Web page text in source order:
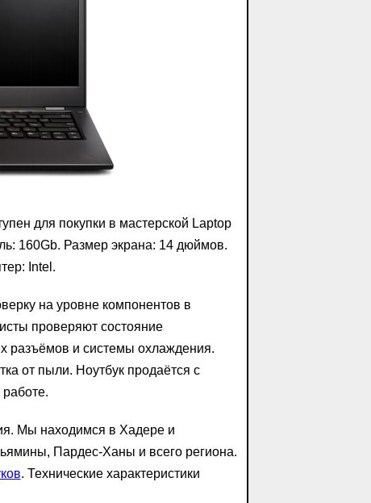
для покупки в мастерской Laptop
160Gb. Размер экрана: 14 дюймов.
Intel.
на уровне компонентов в
проверяют состояние
разъёмов и системы охлаждения.
от пыли. Ноутбук продаётся с
Мы находимся в Хадере и
Пардес-Ханы и всего региона.
. Технические характеристики